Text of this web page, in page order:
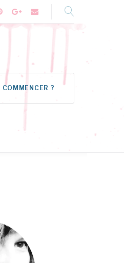
Google+Formulaire
COMMENCER ?